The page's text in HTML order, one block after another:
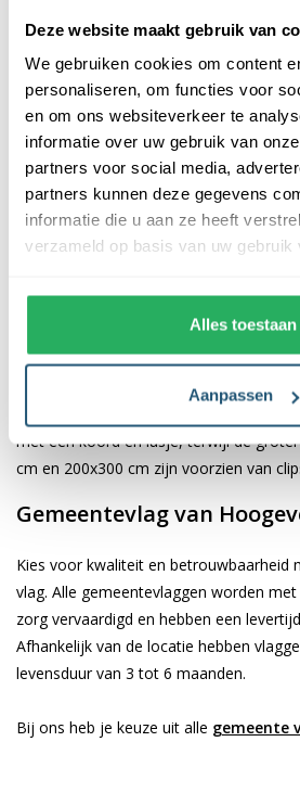
Deze website maakt gebruik van
We gebruiken cookies om content
personaliseren, om functies voor
en om ons websiteverkeer te
informatie over uw gebruik van
partners voor social media,
partners kunnen deze gegevens
informatie die u aan ze heeft
verzameld op basis van uw gebruik
Alles toestaan
Aanpassen
dat de kleuren van de vlag mooi blijven.
te houden zijn.
Afwerking van de vlag
De afwerking van onze vlaggen is van
voorzien van een sterke kopband en
bijdraagt aan hun duurzaamheid en
vlag vanHoogeveenaan in
Afhankelijk van de afmetingen die je
voorzien van verschillende
met een koord en lusje, terwijl de
cm en 200x300 cm zijn voorzien van
Gemeentevlag van
Kies voor kwaliteit en betrouwbaarheid
vlag. Alle gemeentevlaggen worden
zorg vervaardigd en hebben een
Afhankelijk van de locatie hebben
levensduur van 3 tot 6 maanden.
Bij ons heb je keuze uit alle gemeente